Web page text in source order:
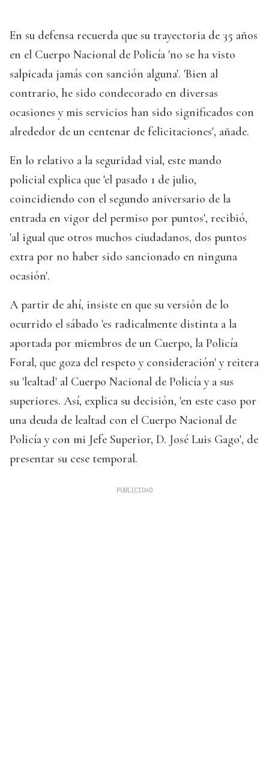
En su defensa recuerda que su trayectoria de 35 años
en el Cuerpo Nacional de Policía 'no se ha visto
salpicada jamás con sanción alguna'. 'Bien al
contrario, he sido condecorado en diversas
ocasiones y mis servicios han sido significados con
alrededor de un centenar de felicitaciones', añade.
En lo relativo a la seguridad vial, este mando
policial explica que 'el pasado 1 de julio,
coincidiendo con el segundo aniversario de la
entrada en vigor del permiso por puntos', recibió,
'al igual que otros muchos ciudadanos, dos puntos
extra por no haber sido sancionado en ninguna
ocasión'.
A partir de ahí, insiste en que su versión de lo
ocurrido el sábado 'es radicalmente distinta a la
aportada por miembros de un Cuerpo, la Policía
Foral, que goza del respeto y consideración' y reitera
su 'lealtad' al Cuerpo Nacional de Policía y a sus
superiores. Así, explica su decisión, 'en este caso por
una deuda de lealtad con el Cuerpo Nacional de
Policía y con mi Jefe Superior, D. José Luis Gago', de
presentar su cese temporal.